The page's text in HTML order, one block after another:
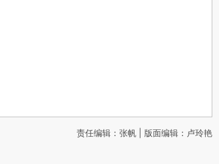
责任编辑：张帆 | 版面编辑：卢玲艳